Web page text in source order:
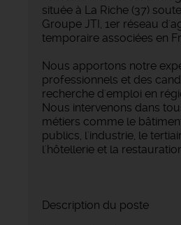
située à La Riche (37)
Groupe JTI, 1er réseau
temporaire associées en
Nous apportons notre
professionnels et des
recherche d'emploi en
Nous intervenons dans
métiers comme le
publics, l'industrie, le
l'hôtellerie et la
Description du poste